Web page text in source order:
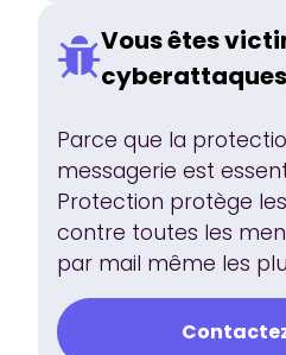
Vous êtes
Parce que la
messagerie est
Protection protège
contre toutes les
par mail même les